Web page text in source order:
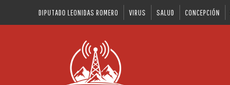
DIPUTADO LEONIDAS ROMERO VIRUS SALUD CONCEPCIÓN